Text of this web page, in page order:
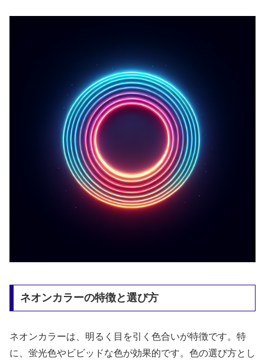
ネオンカラーの特徴と選び方
ネオンカラーは、明るく目を引く色合いが特徴です。特
に、蛍光色やビビッドな色が効果的です。色の選び方とし